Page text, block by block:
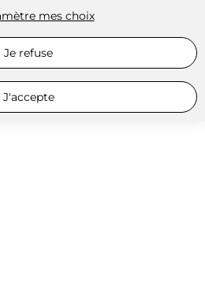
mes choix
Je refuse
J'accepte